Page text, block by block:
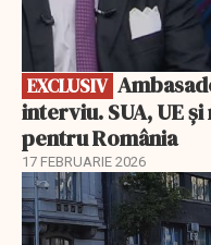
EXCLUSIV
interviu. SUA, UE
pentru România
17 FEBRUARIE 2026